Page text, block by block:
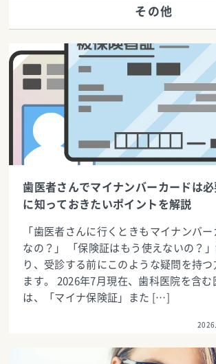
その他
歯医者さんでマイナンバーカードは
に知っておきたいポイントを解説
「歯医者さんに行くときもマイナンバ
なの？」 「保険証はもう使えないの？
り、受診する前にこのような疑問を持つ
ます。 2026年7月現在、歯科医院を含む
は、「マイナ保険証」また […]